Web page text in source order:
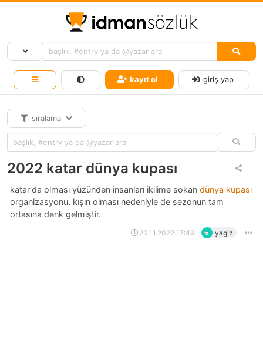
kayıt ol giriş yap
sıralama
2022 katar dünya kupası
katar'da olması yüzünden insanları ikilime sokan dünya kupası
organizasyonu. kışın olması nedeniyle de sezonun tam
ortasına denk gelmiştir.
20.11.2022 17:49 yagiz